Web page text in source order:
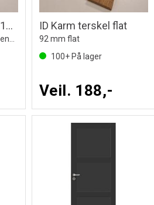
ID Karm terskel 92x14 flat underliggende ID Karm terskel flat
92 mm flat
100+ På lager
Veil. 188,-